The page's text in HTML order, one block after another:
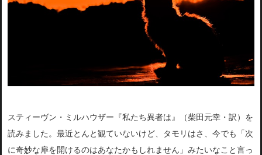
スティーヴン・ミルハウザー『私たち異者は』（柴田元幸・訳）を
読みました。最近とんと観ていないけど、タモリはさ、今でも「次
に奇妙な扉を開けるのはあなたかもしれません」みたいなこと言っ